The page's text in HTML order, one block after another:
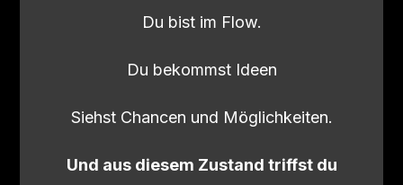
Du bist im Flow.
Du bekommst Ideen
Siehst Chancen und Möglichkeiten.
Und aus diesem Zustand triffst du